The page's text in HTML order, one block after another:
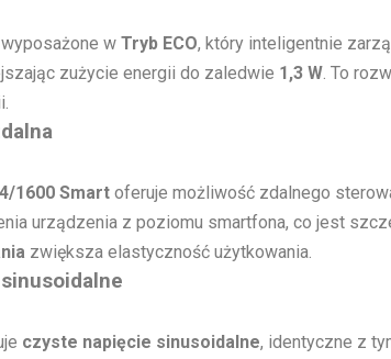
w Tryb ECO, który inteligentnie
zużycie energii do zaledwie 1,3 W . To
1600 Smart oferuje możliwość zdalnego
urządzenia z poziomu smartfona, co jest
zwiększa elastyczność użytkowania.
czyste napięcie sinusoidalne, identyczne z